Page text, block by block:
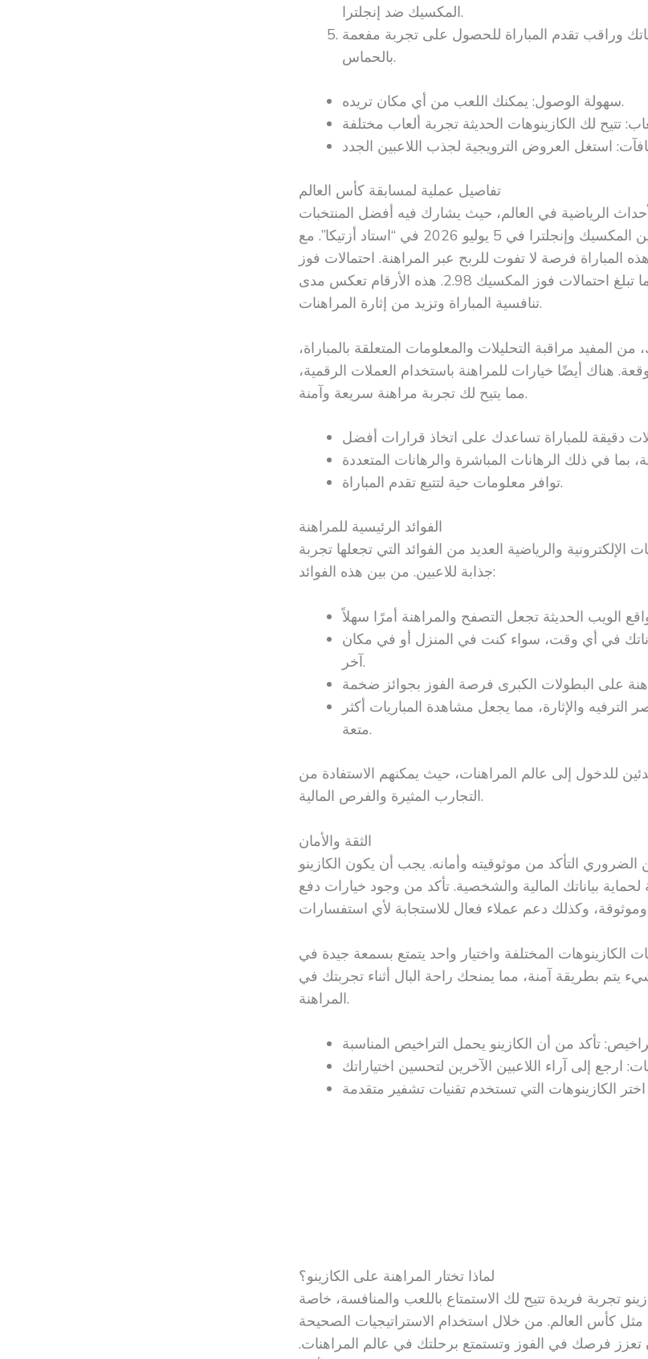
المكسيك ضد إنجلترا.
وراقب تقدم المباراة للحصول على تجربة مفعمة
بالحماس.
سهولة الوصول: يمكنك اللعب من أي مكان تريده.
تفاصيل عملية لمسابقة كأس العالم
أحد أبرز الأحداث الرياضية في العالم، حيث يشارك فيه أفضل المنتخبات
العالمية. ستُقام مباراة مثيرة بين المكسيك وإنجلترا في 5 يوليو 2026 في “استاد أزتيكا”. مع
المباراة فرصة لا تفوت للربح عبر المراهنة. احتمالات فوز
إنجلترا تبلغ حوالي 2.54، بينما تبلغ احتمالات فوز المكسيك 2.98. هذه الأرقام تعكس مدى
تنافسية المباراة وتزيد من إثارة المراهنات.
المفيد مراقبة التحليلات والمعلومات المتعلقة بالمباراة،
هناك أيضًا خيارات للمراهنة باستخدام العملات الرقمية،
مما يتيح لك تجربة مراهنة سريعة وآمنة.
توافر معلومات حية لتتبع تقدم المباراة.
الفوائد الرئيسية للمراهنة
الإلكترونية والرياضية العديد من الفوائد التي تجعلها تجربة
جذابة للاعبين. من بين هذه الفوائد:
في أي وقت، سواء كنت في المنزل أو في مكان
آخر.
الترفيه والإثارة، مما يجعل مشاهدة المباريات أكثر
متعة.
للدخول إلى عالم المراهنات، حيث يمكنهم الاستفادة من
التجارب المثيرة والفرص المالية.
الثقة والأمان
الضروري التأكد من موثوقيته وأمانه. يجب أن يكون الكازينو
بياناتك المالية والشخصية. تأكد من وجود خيارات دفع
الكازينوهات المختلفة واختيار واحد يتمتع بسمعة جيدة في
يتم بطريقة آمنة، مما يمنحك راحة البال أثناء تجربتك في
المراهنة.
لماذا تختار المراهنة على الكازينو؟
تجربة فريدة تتيح لك الاستمتاع باللعب والمنافسة، خاصة
مثل كأس العالم. من خلال استخدام الاستراتيجيات الصحيحة
تعزز فرصك في الفوز وتستمتع برحلتك في عالم المراهنات.